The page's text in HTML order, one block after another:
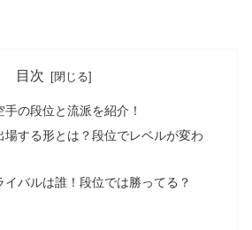
目次
の段位と流派を紹介！
場する形とは？段位でレベルが変わ
イバルは誰！段位では勝ってる？